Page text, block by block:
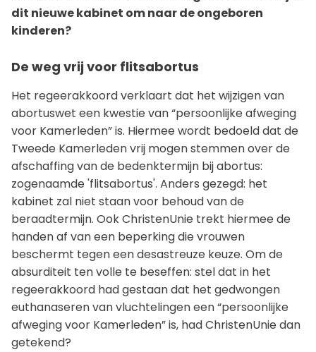
dit nieuwe kabinet om naar de ongeboren
kinderen?
De weg vrij voor flitsabortus
Het regeerakkoord verklaart dat het wijzigen van
abortuswet een kwestie van “persoonlijke afweging
voor Kamerleden” is. Hiermee wordt bedoeld dat de
Tweede Kamerleden vrij mogen stemmen over de
afschaffing van de bedenktermijn bij abortus:
zogenaamde 'flitsabortus'. Anders gezegd: het
kabinet zal niet staan voor behoud van de
beraadtermijn. Ook ChristenUnie trekt hiermee de
handen af van een beperking die vrouwen
beschermt tegen een desastreuze keuze. Om de
absurditeit ten volle te beseffen: stel dat in het
regeerakkoord had gestaan dat het gedwongen
euthanaseren van vluchtelingen een “persoonlijke
afweging voor Kamerleden” is, had ChristenUnie dan
getekend?